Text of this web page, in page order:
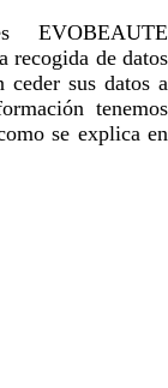
EVOBEAUTE
de datos
ceder sus datos a
tenemos
se explica en